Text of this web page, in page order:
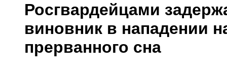
Росгвардейцами
виновник в нападении
прерванного сна